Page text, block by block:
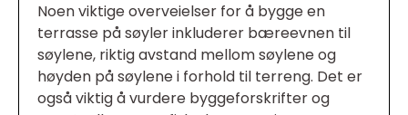
Noen viktige overveielser for å bygge en
terrasse på søyler inkluderer bæreevnen til
søylene, riktig avstand mellom søylene og
høyden på søylene i forhold til terreng. Det er
også viktig å vurdere byggeforskrifter og